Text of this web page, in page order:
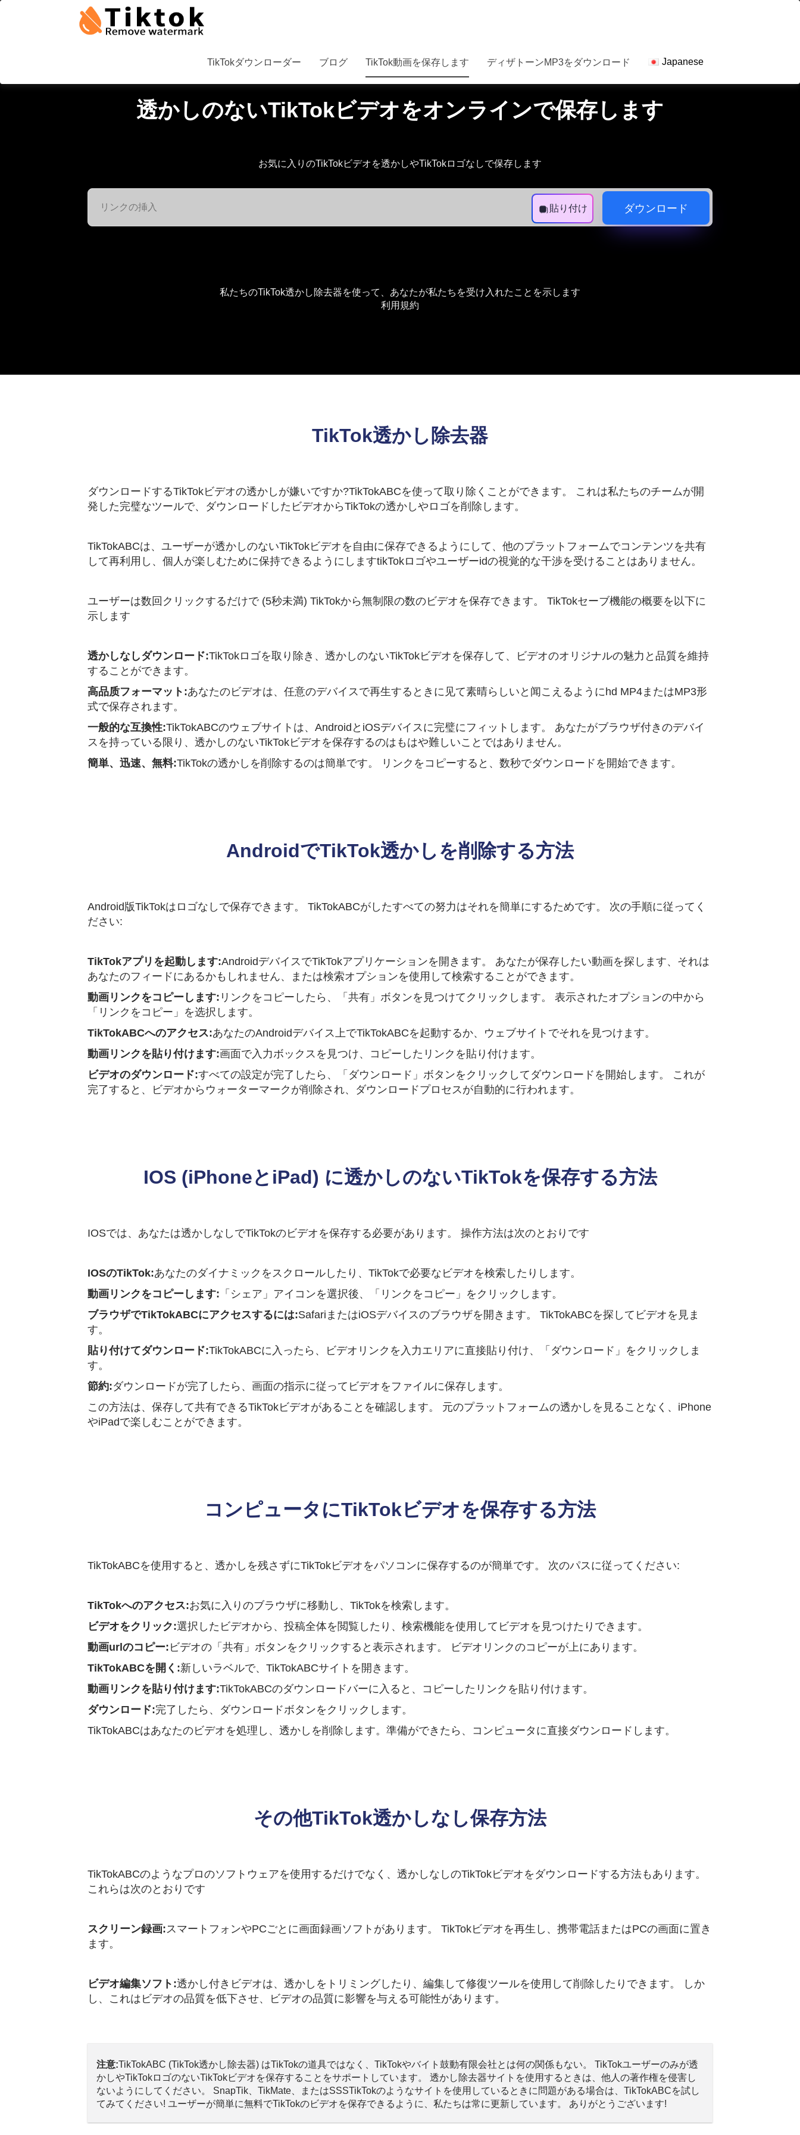
TikTokダウンローダー ブログ TikTok動画を保存します ディザトーンMP3をダウンロード Japanese
透かしのないTikTokビデオをオンラインで保存します
お気に入りのTikTokビデオを透かしやTikTokロゴなしで保存します
貼り付け ダウンロード
私たちのTikTok透かし除去器を使って、あなたが私たちを受け入れたことを示します
利用規約
TikTok透かし除去器
ダウンロードするTikTokビデオの透かしが嫌いですか?TikTokABCを使って取り除くことができます。 これは私たちのチームが開
発した完璧なツールで、ダウンロードしたビデオからTikTokの透かしやロゴを削除します。
TikTokABCは、ユーザーが透かしのないTikTokビデオを自由に保存できるようにして、他のプラットフォームでコンテンツを共有
して再利用し、個人が楽しむために保持できるようにしますtikTokロゴやユーザーidの視覚的な干渉を受けることはありません。
ユーザーは数回クリックするだけで (5秒未満) TikTokから無制限の数のビデオを保存できます。 TikTokセーブ機能の概要を以下に
示します
透かしなしダウンロード:TikTokロゴを取り除き、透かしのないTikTokビデオを保存して、ビデオのオリジナルの魅力と品質を維持
することができます。
高品质フォーマット:あなたのビデオは、任意のデバイスで再生するときに见て素晴らしいと闻こえるようにhd MP4またはMP3形
式で保存されます。
一般的な互換性:TikTokABCのウェブサイトは、AndroidとiOSデバイスに完璧にフィットします。 あなたがブラウザ付きのデバイ
スを持っている限り、透かしのないTikTokビデオを保存するのはもはや難しいことではありません。
簡単、迅速、無料:TikTokの透かしを削除するのは簡単です。 リンクをコピーすると、数秒でダウンロードを開始できます。
AndroidでTikTok透かしを削除する方法
Android版TikTokはロゴなしで保存できます。 TikTokABCがしたすべての努力はそれを簡単にするためです。 次の手順に従ってく
ださい:
TikTokアプリを起動します:AndroidデバイスでTikTokアプリケーションを開きます。 あなたが保存したい動画を探します、それは
あなたのフィードにあるかもしれません、または検索オプションを使用して検索することができます。
動画リンクをコピーします: リンクをコピーしたら、「共有」ボタンを見つけてクリックします。 表示されたオプションの中から
「リンクをコピー」を选択します。
TikTokABCへのアクセス:あなたのAndroidデバイス上でTikTokABCを起動するか、ウェブサイトでそれを見つけます。
動画リンクを貼り付けます:画面で入力ボックスを見つけ、コピーしたリンクを貼り付けます。
ビデオのダウンロード:すべての設定が完了したら、「ダウンロード」ボタンをクリックしてダウンロードを開始します。 これが
完了すると、ビデオからウォーターマークが削除され、ダウンロードプロセスが自動的に行われます。
IOS (iPhoneとiPad) に透かしのないTikTokを保存する方法
IOSでは、あなたは透かしなしでTikTokのビデオを保存する必要があります。 操作方法は次のとおりです
IOSのTikTok:あなたのダイナミックをスクロールしたり、TikTokで必要なビデオを検索したりします。
動画リンクをコピーします: 「シェア」アイコンを選択後、「リンクをコピー」をクリックします。
ブラウザでTikTokABCにアクセスするには:SafariまたはiOSデバイスのブラウザを開きます。 TikTokABCを探してビデオを見ま
す。
貼り付けてダウンロード:TikTokABCに入ったら、ビデオリンクを入力エリアに直接貼り付け、「ダウンロード」をクリックしま
す。
節約:ダウンロードが完了したら、画面の指示に従ってビデオをファイルに保存します。
この方法は、保存して共有できるTikTokビデオがあることを確認します。 元のプラットフォームの透かしを見ることなく、iPhone
やiPadで楽しむことができます。
コンピュータにTikTokビデオを保存する方法
TikTokABCを使用すると、透かしを残さずにTikTokビデオをパソコンに保存するのが簡単です。 次のパスに従ってください:
TikTokへのアクセス:お気に入りのブラウザに移動し、TikTokを検索します。
ビデオをクリック:選択したビデオから、投稿全体を閲覧したり、検索機能を使用してビデオを見つけたりできます。
動画urlのコピー: ビデオの「共有」ボタンをクリックすると表示されます。 ビデオリンクのコピーが上にあります。
TikTokABCを開く:新しいラベルで、TikTokABCサイトを開きます。
動画リンクを貼り付けます:TikTokABCのダウンロードバーに入ると、コピーしたリンクを貼り付けます。
ダウンロード:完了したら、ダウンロードボタンをクリックします。
TikTokABCはあなたのビデオを処理し、透かしを削除します。準備ができたら、コンピュータに直接ダウンロードします。
その他TikTok透かしなし保存方法
TikTokABCのようなプロのソフトウェアを使用するだけでなく、透かしなしのTikTokビデオをダウンロードする方法もあります。
これらは次のとおりです
スクリーン録画:スマートフォンやPCごとに画面録画ソフトがあります。 TikTokビデオを再生し、携帯電話またはPCの画面に置き
ます。
ビデオ編集ソフト:透かし付きビデオは、透かしをトリミングしたり、編集して修復ツールを使用して削除したりできます。 しか
し、これはビデオの品質を低下させ、ビデオの品質に影響を与える可能性があります。
注意:TikTokABC (TikTok透かし除去器) はTikTokの道具ではなく、TikTokやバイト鼓動有限会社とは何の関係もない。 TikTokユーザーのみが透
かしやTikTokロゴのないTikTokビデオを保存することをサポートしています。 透かし除去器サイトを使用するときは、他人の著作権を侵害し
ないようにしてください。 SnapTik、TikMate、またはSSSTikTokのようなサイトを使用しているときに問題がある場合は、TikTokABCを試し
てみてください! ユーザーが簡単に無料でTikTokのビデオを保存できるように、私たちは常に更新しています。 ありがとうございます!